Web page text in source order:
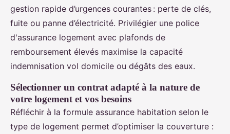
gestion rapide d’urgences courantes : perte de clés,
fuite ou panne d’électricité. Privilégier une police
d'assurance logement avec plafonds de
remboursement élevés maximise la capacité
indemnisation vol domicile ou dégâts des eaux.
Sélectionner un contrat adapté à la nature de
votre logement et vos besoins
Réfléchir à la formule assurance habitation selon le
type de logement permet d’optimiser la couverture :